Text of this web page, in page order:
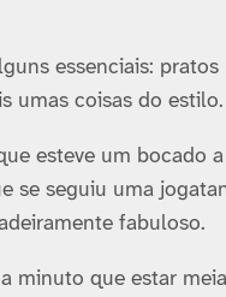
essenciais: pratos
umas coisas do estilo.
esteve um bocado
se seguiu uma
fabuloso.
minuto que estar